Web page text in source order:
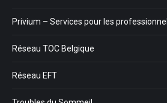
Privium – Services pour les
Réseau TOC Belgique
Réseau EFT